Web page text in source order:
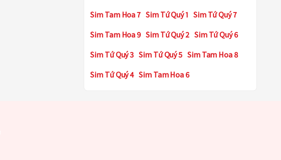
Sim Tam Hoa 7 Sim Tứ Quý 1 Sim Tứ Quý 7
Sim Tam Hoa 9 Sim Tứ Quý 2 Sim Tứ Quý 6
Sim Tứ Quý 3 Sim Tứ Quý 5 Sim Tam Hoa 8
Sim Tứ Quý 4 Sim Tam Hoa 6